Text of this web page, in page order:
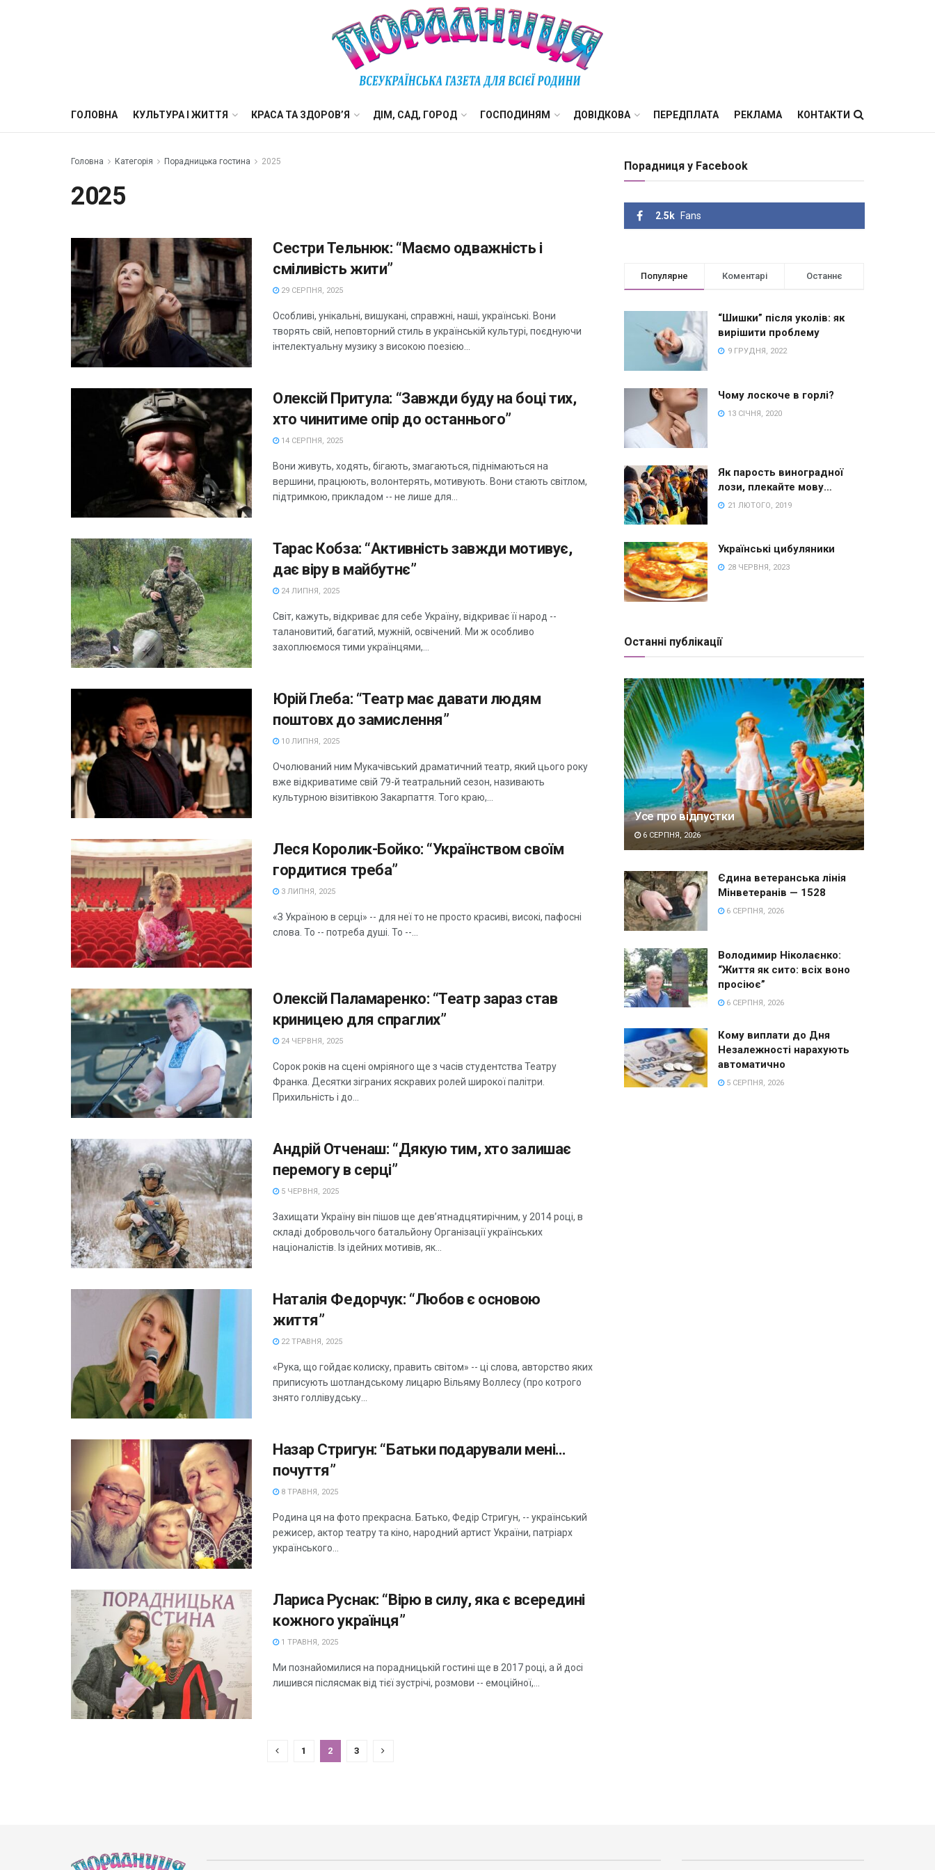
ГОЛОВНА КУЛЬТУРА І ЖИТТЯ КРАСА ТА ЗДОРОВ’Я ДІМ, САД, ГОРОД ГОСПОДИНЯМ ДОВІДКОВА ПЕРЕДПЛАТА РЕКЛАМА КОНТАКТИ
Головна Категорія Порадницька гостина 2025
2025
Сестри Тельнюк: “Маємо одважність і
сміливість жити”
29 СЕРПНЯ, 2025
Особливі, унікальні, вишукані, справжні, наші, українські. Вони
творять свій, неповторний стиль в українській культурі, поєднуючи
інтелектуальну музику з високою поезією...
Олексій Притула: “Завжди буду на боці тих,
хто чинитиме опір до останнього”
14 СЕРПНЯ, 2025
Вони живуть, ходять, бігають, змагаються, піднімаються на
вершини, працюють, волонтерять, мотивують. Вони стають світлом,
підтримкою, прикладом -- не лише для...
Тарас Кобза: “Активність завжди мотивує,
дає віру в майбутнє”
24 ЛИПНЯ, 2025
Світ, кажуть, відкриває для себе Україну, відкриває її народ --
талановитий, багатий, мужній, освічений. Ми ж особливо
захоплюємося тими українцями,...
Юрій Глеба: “Театр має давати людям
поштовх до замислення”
10 ЛИПНЯ, 2025
Очолюваний ним Мукачівський драматичний театр, який цього року
вже відкриватиме свій 79-й театральний сезон, називають
культурною візитівкою Закарпаття. Того краю,...
Леся Королик-Бойко: “Українством своїм
гордитися треба”
3 ЛИПНЯ, 2025
«З Україною в серці» -- для неї то не просто красиві, високі, пафосні
слова. То -- потреба душі. То --...
Олексій Паламаренко: “Театр зараз став
криницею для спраглих”
24 ЧЕРВНЯ, 2025
Сорок років на сцені омріяного ще з часів студентства Театру
Франка. Десятки зіграних яскравих ролей широкої палітри.
Прихильність і до...
Андрій Отченаш: “Дякую тим, хто залишає
перемогу в серці”
5 ЧЕРВНЯ, 2025
Захищати Україну він пішов ще дев’ятнадцятирічним, у 2014 році, в
складі добровольчого батальйону Організації українських
націоналістів. Із ідейних мотивів, як...
Наталія Федорчук: “Любов є основою
життя”
22 ТРАВНЯ, 2025
«Рука, що гойдає колиску, править світом» -- ці слова, авторство яких
приписують шотландському лицарю Вільяму Воллесу (про котрого
знято голлівудську...
Назар Стригун: “Батьки подарували мені…
почуття”
8 ТРАВНЯ, 2025
Родина ця на фото прекрасна. Батько, Федір Стригун, -- український
режисер, актор театру та кіно, народний артист України, патріарх
українського...
Лариса Руснак: “Вірю в силу, яка є всередині
кожного українця”
1 ТРАВНЯ, 2025
Ми познайомилися на порадницькій гостині ще в 2017 році, а й досі
лишився післясмак від тієї зустрічі, розмови -- емоційної,...
1 2 3
Порадниця у Facebook
2.5k Fans
Популярне Коментарі Останнє
“Шишки” після уколів: як
вирішити проблему
9 ГРУДНЯ, 2022
Чому лоскоче в горлі?
13 СІЧНЯ, 2020
Як парость виноградної
лози, плекайте мову…
21 ЛЮТОГО, 2019
Українські цибуляники
28 ЧЕРВНЯ, 2023
Останні публікації
Усе про відпустки
6 СЕРПНЯ, 2026
Єдина ветеранська лінія
Мінветеранів — 1528
6 СЕРПНЯ, 2026
Володимир Ніколаєнко:
“Життя як сито: всіх воно
просіює”
6 СЕРПНЯ, 2026
Кому виплати до Дня
Незалежності нарахують
автоматично
5 СЕРПНЯ, 2026